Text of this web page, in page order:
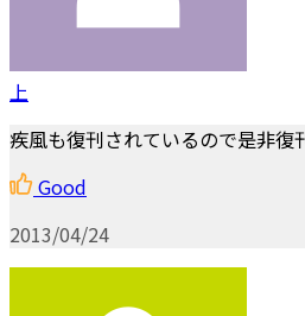
上
疾風も復刊されているので是非復
Good
2013/04/24